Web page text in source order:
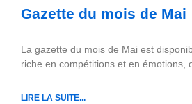
Gazette du mois de Mai
La gazette du mois de Mai est
riche en compétitions et en émotions,
LIRE LA SUITE...